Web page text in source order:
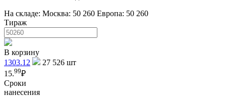
На складе: Москва: 50 260 Европа: 50 260
Тираж
В корзину
1303.12
27 526 шт
15.99₽
Сроки
нанесения